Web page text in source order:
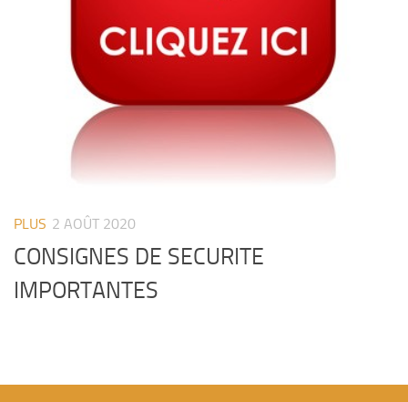
PLUS 2 AOÛT 2020
CONSIGNES DE SECURITE
IMPORTANTES